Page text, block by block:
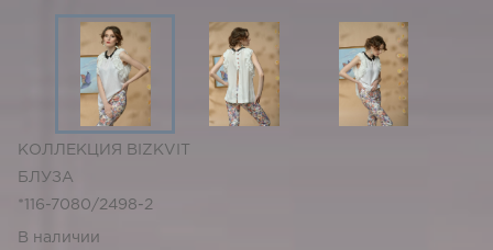
КОЛЛЕКЦИЯ BIZKVIT
БЛУЗА
*116-7080/2498-2
В наличии